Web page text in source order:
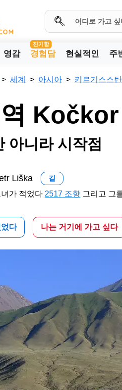
영감
진기함
경험담 현실적인 주
세계 아시아 키르기스스탄
Kočkor
아니라 시작점
Liška 길
녀가 적었다 2517 조항 그리고 그
다 나는 거기에 가고 싶다